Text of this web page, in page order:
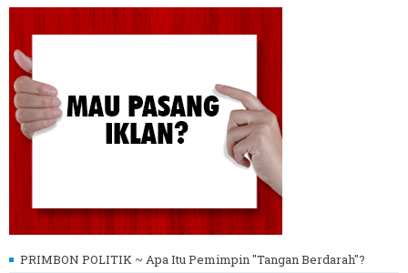
PRIMBON POLITIK ~ Apa Itu Pemimpin "Tangan Berdarah"?